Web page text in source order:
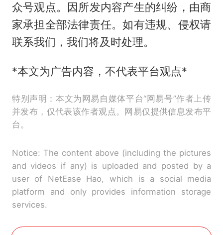
众号观点。因所发内容产生的纠纷，由商
家承担全部法律责任。如有违规、侵权请
联系我们，我们将及时处理。
*本文为广告内容，不代表平台观点*
特别声明：本文为网易自媒体平台“网易号”作者上传
并发布，仅代表该作者观点。网易仅提供信息发布平
台。
Notice: The content above (including the pictures
and videos if any) is uploaded and posted by a
user of NetEase Hao, which is a social media
platform and only provides information storage
services.